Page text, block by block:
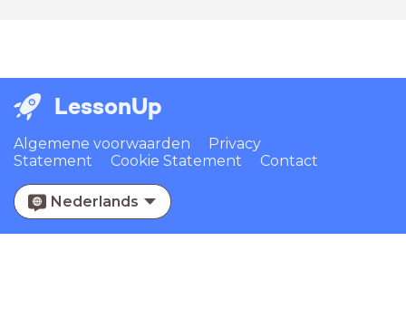
LessonUp
Algemene voorwaarden
Privacy
Statement
Cookie Statement Contact
Nederlands